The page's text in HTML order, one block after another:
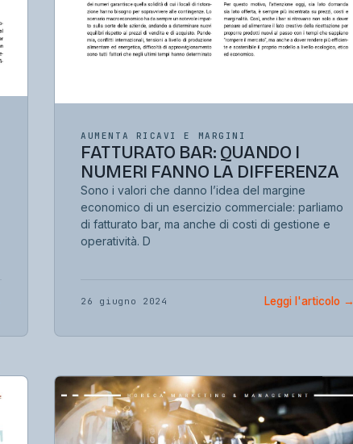
AUMENTA RICAVI E MARGINI
FATTURATO BAR: QUANDO I
NUMERI FANNO LA DIFFERENZA
Sono i valori che danno l’idea del margine
economico di un esercizio commerciale: parliamo
di fatturato bar, ma anche di costi di gestione e
operatività. D
26 giugno 2024 Leggi l'articolo →